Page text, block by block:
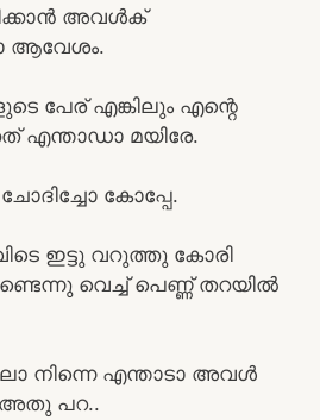
അവൾക്
ആവേശം.
പേര് എങ്കിലും എന്റെ
എന്താഡാ മയിരേ.
കോപ്പേ.
ഇട്ടു വറുത്തു കോരി
വെച്ച് പെണ്ണ് തറയിൽ
നിന്നെ എന്താടാ അവൾ
പറ..